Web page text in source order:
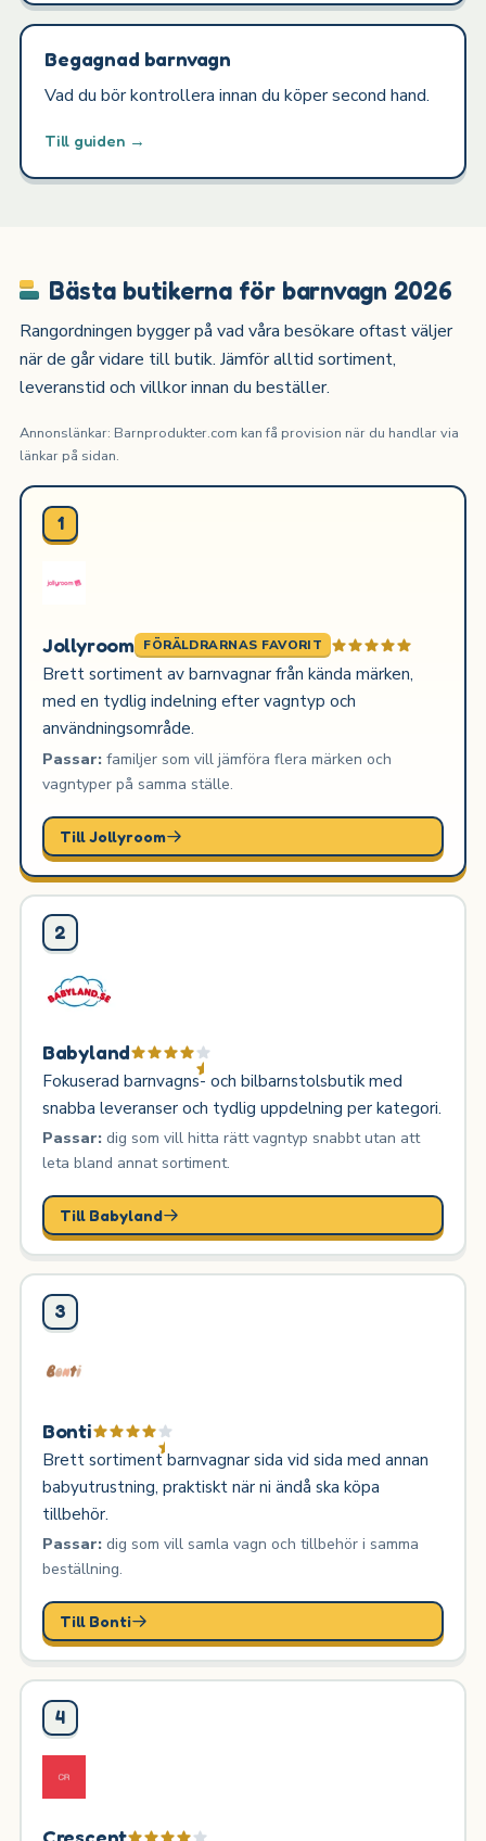
Begagnad barnvagn
Vad du bör kontrollera innan du köper second hand.
Till guiden →
Bästa butikerna för barnvagn 2026
Rangordningen bygger på vad våra besökare oftast väljer
när de går vidare till butik. Jämför alltid sortiment,
leveranstid och villkor innan du beställer.
Annonslänkar: Barnprodukter.com kan få provision när du handlar via
länkar på sidan.
1
Jollyroom FÖRÄLDRARNAS FAVORIT
Brett sortiment av barnvagnar från kända märken,
med en tydlig indelning efter vagntyp och
användningsområde.
Passar:familjer som vill jämföra flera märken och
vagntyper på samma ställe.
Till Jollyroom
2
Babyland
Fokuserad barnvagns- och bilbarnstolsbutik med
snabba leveranser och tydlig uppdelning per kategori.
Passar:dig som vill hitta rätt vagntyp snabbt utan att
leta bland annat sortiment.
Till Babyland
3
Bonti
Brett sortiment barnvagnar sida vid sida med annan
babyutrustning, praktiskt när ni ändå ska köpa
tillbehör.
Passar:dig som vill samla vagn och tillbehör i samma
beställning.
Till Bonti
4